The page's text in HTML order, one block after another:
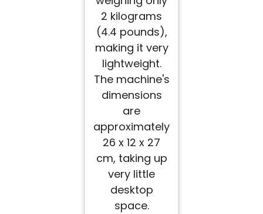
2 kilograms
(4.4 pounds),
making it very
lightweight.
The machine's
dimensions
are
approximately
26 x 12 x 27
cm, taking up
very little
desktop
space.